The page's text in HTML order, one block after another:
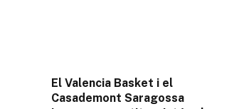
El Valencia Basket i el
Casademont Saragossa